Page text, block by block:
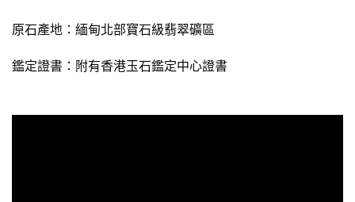
原石產地：緬甸北部寶石級翡翠礦區
鑑定證書： 附有香港玉石鑑定中心證書